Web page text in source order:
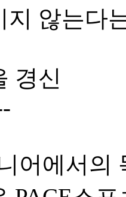
지 않는다
경신
어에서의